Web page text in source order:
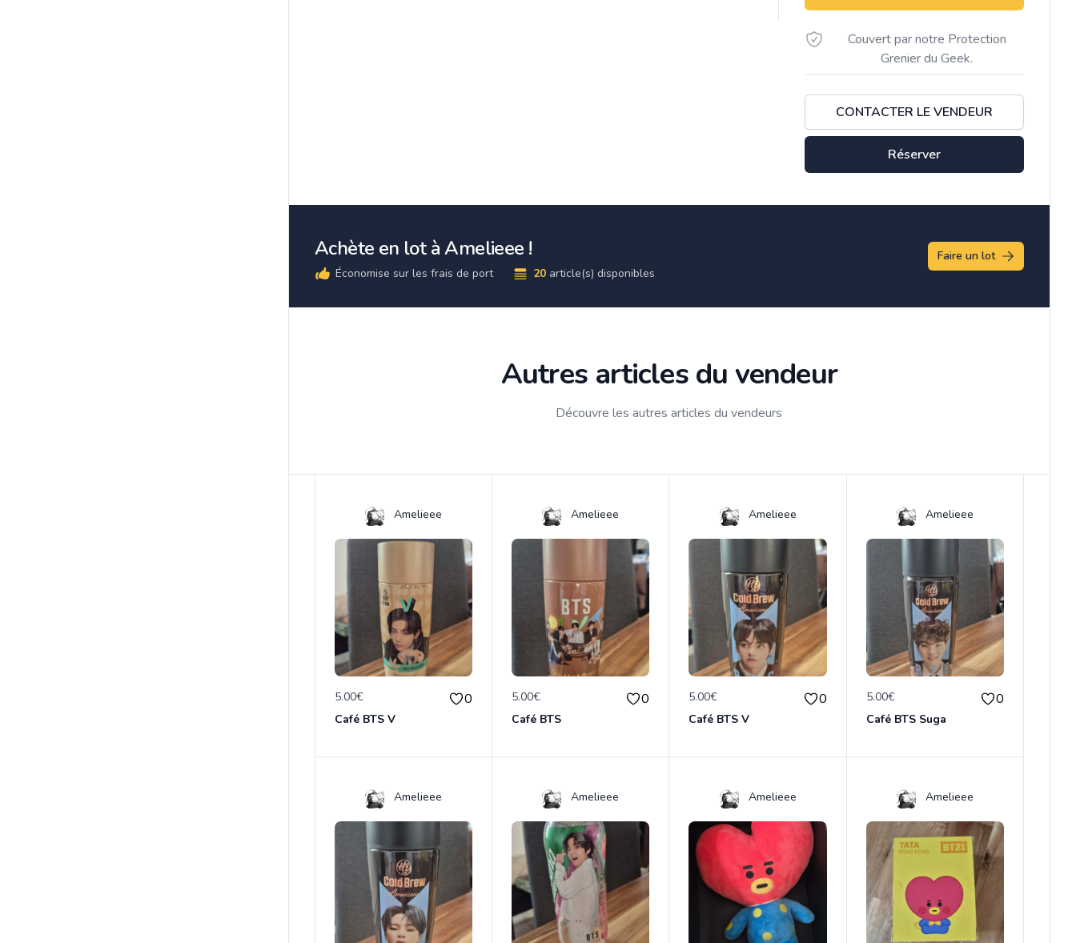
Couvert par notre Protection
Grenier du Geek.
CONTACTER LE VENDEUR
Réserver
Achète en lot à Amelieee !
Économise sur les frais de port 20 article(s) disponibles
Faire un lot
Autres articles du vendeur
Découvre les autres articles du vendeurs
Amelieee
5.00€ 0
Café BTS V
Amelieee
5.00€ 0
Café BTS
Amelieee
5.00€ 0
Café BTS V
Amelieee
5.00€ 0
Café BTS Suga
Amelieee Amelieee Amelieee Amelieee